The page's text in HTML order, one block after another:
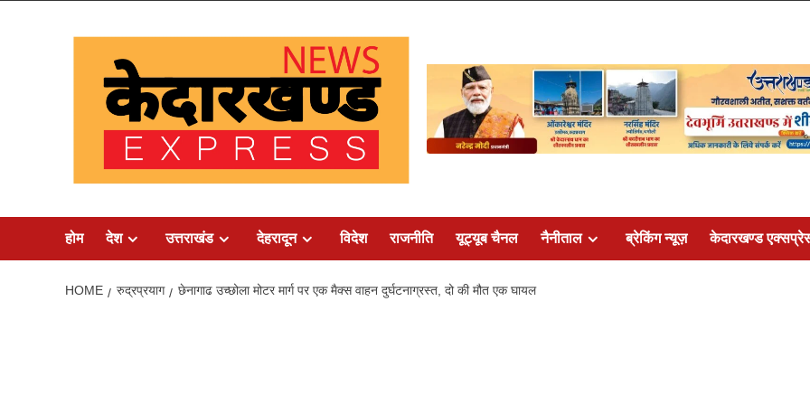
होम देश उत्तराखंड देहरादून विदेश राजनीति यूट्यूब चैनल नैनीताल ब्रेकिंग न्यूज़ केदारखण्ड
HOME रुद्रप्रयाग छेनागाढ उच्छोला मोटर मार्ग पर एक मैक्स वाहन दुर्घटनाग्रस्त, दो की मौत एक घायल